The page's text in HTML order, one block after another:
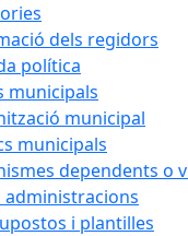
dels regidors
política
municipals
municipal
municipals
dependents o
administracions
i plantilles